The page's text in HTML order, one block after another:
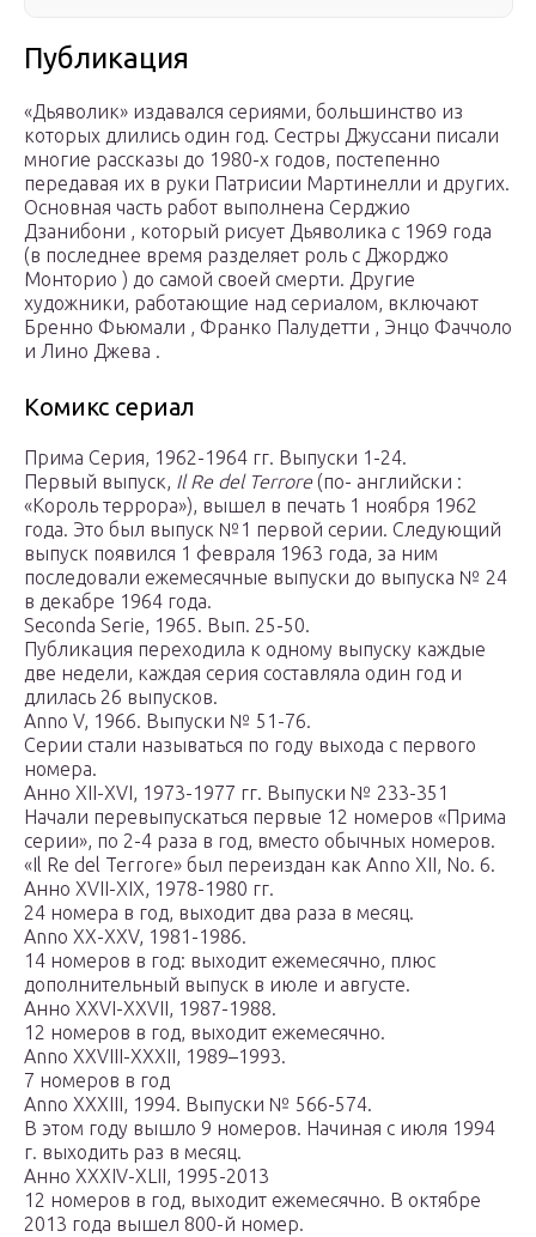
Публикация
«Дьяволик» издавался сериями, большинство из
которых длились один год. Сестры Джуссани писали
многие рассказы до 1980-х годов, постепенно
передавая их в руки Патрисии Мартинелли и других.
Основная часть работ выполнена Серджио
Дзанибони , который рисует Дьяволика с 1969 года
(в последнее время разделяет роль с Джорджо
Монторио ) до самой своей смерти. Другие
художники, работающие над сериалом, включают
Бренно Фьюмали , Франко Палудетти , Энцо Фаччоло
и Лино Джева .
Комикс сериал
Прима Серия, 1962-1964 гг. Выпуски 1-24.
Первый выпуск, Il Re del Terrore (по- английски :
«Король террора»), вышел в печать 1 ноября 1962
года. Это был выпуск №1 первой серии. Следующий
выпуск появился 1 февраля 1963 года, за ним
последовали ежемесячные выпуски до выпуска № 24
в декабре 1964 года.
Seconda Serie, 1965. Вып. 25-50.
Публикация переходила к одному выпуску каждые
две недели, каждая серия составляла один год и
длилась 26 выпусков.
Anno V, 1966. Выпуски № 51-76.
Серии стали называться по году выхода с первого
номера.
Анно XII-XVI, 1973-1977 гг. Выпуски № 233-351
Начали перевыпускаться первые 12 номеров «Прима
серии», по 2-4 раза в год, вместо обычных номеров.
«Il Re del Terrore» был переиздан как Anno XII, No. 6.
Анно XVII-XIX, 1978-1980 гг.
24 номера в год, выходит два раза в месяц.
Anno XX-XXV, 1981-1986.
14 номеров в год: выходит ежемесячно, плюс
дополнительный выпуск в июле и августе.
Анно XXVI-XXVII, 1987-1988.
12 номеров в год, выходит ежемесячно.
Anno XXVIII-XXXII, 1989–1993.
7 номеров в год
Anno XXXIII, 1994. Выпуски № 566-574.
В этом году вышло 9 номеров. Начиная с июля 1994
г. выходить раз в месяц.
Анно XXXIV-XLII, 1995-2013
12 номеров в год, выходит ежемесячно. В октябре
2013 года вышел 800-й номер.